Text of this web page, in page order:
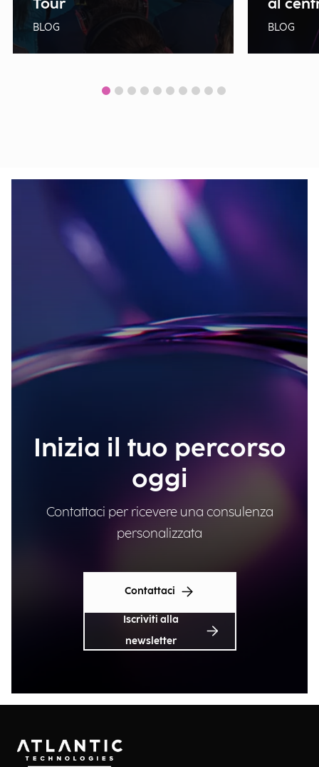
Tour
BLOG
al
BLOG
Inizia il tuo percorso
oggi
Contattaci per ricevere una consulenza
personalizzata
Contattaci
Iscriviti alla
newsletter